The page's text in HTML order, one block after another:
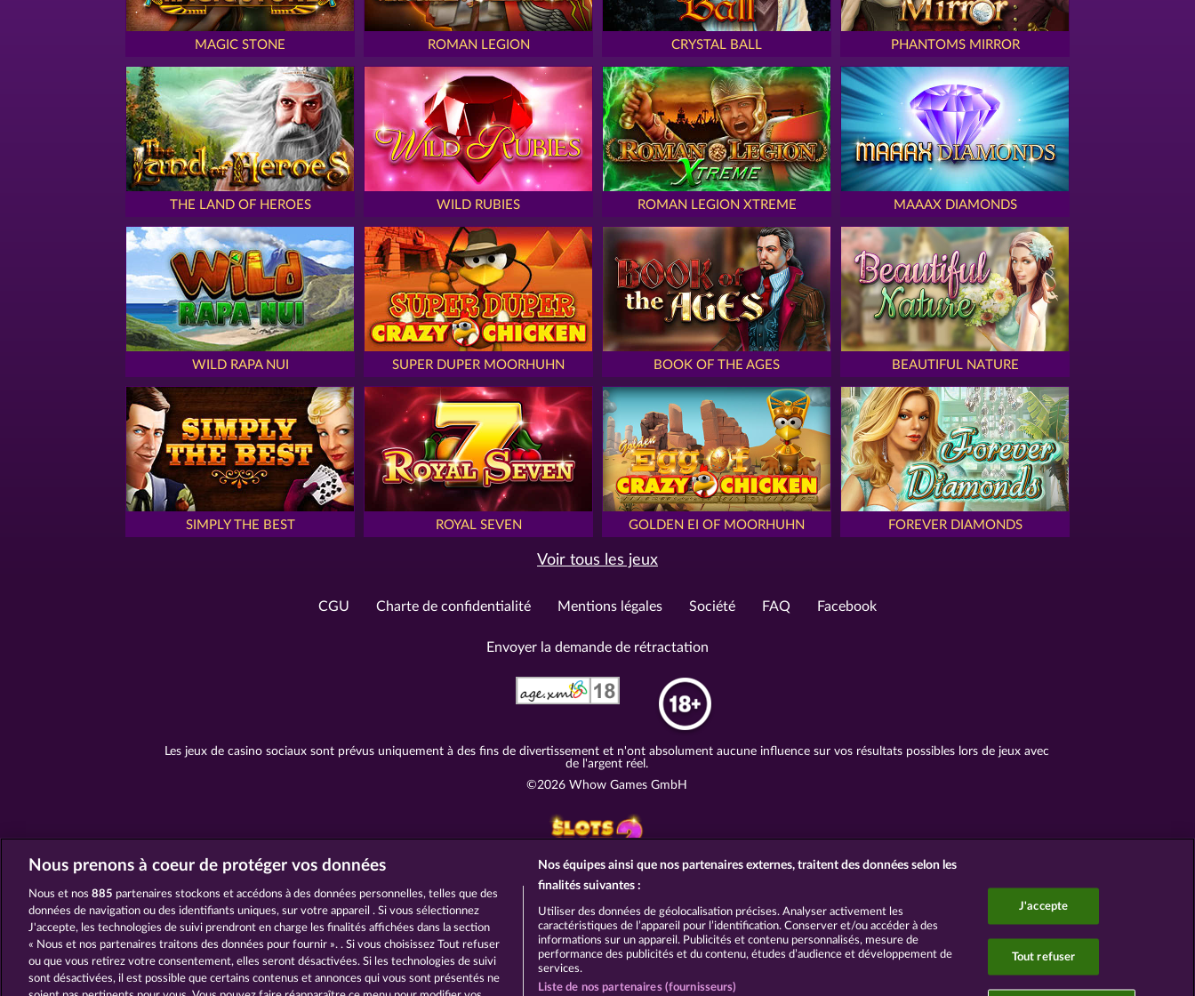
MAGIC STONE ROMAN LEGION CRYSTAL BALL PHANTOMS MIRROR
THE LAND OF HEROES WILD RUBIES ROMAN LEGION XTREME MAAAX DIAMONDS
WILD RAPA NUI SUPER DUPER MOORHUHN BOOK OF THE AGES BEAUTIFUL NATURE
SIMPLY THE BEST ROYAL SEVEN GOLDEN EI OF MOORHUHN FOREVER DIAMONDS
Voir tous les jeux
CGU Charte de confidentialité Mentions légales Société FAQ Facebook
Envoyer la demande de rétractation
Les jeux de casino sociaux sont prévus uniquement à des fins de divertissement et n'ont absolument aucune influence sur vos résultats possibles lors de jeux avec
de l'argent réel.
©2026 Whow Games GmbH
Nous prenons à coeur de protéger vos données
Nous et nos 885 partenaires stockons et accédons à des données personnelles, telles que des
données de navigation ou des identifiants uniques, sur votre appareil . Si vous sélectionnez
J'accepte, les technologies de suivi prendront en charge les finalités affichées dans la section
« Nous et nos partenaires traitons des données pour fournir ». . Si vous choisissez Tout refuser
ou que vous retirez votre consentement, elles seront désactivées. Si les technologies de suivi
sont désactivées, il est possible que certains contenus et annonces qui vous sont présentés ne
Nos équipes ainsi que nos partenaires externes, traitent des données selon les
finalités suivantes :
Utiliser des données de géolocalisation précises. Analyser activement les
caractéristiques de l’appareil pour l’identification. Conserver et/ou accéder à des
informations sur un appareil. Publicités et contenu personnalisés, mesure de
performance des publicités et du contenu, études d’audience et développement de
services.
Liste de nos partenaires (fournisseurs)
J'accepte
Tout refuser